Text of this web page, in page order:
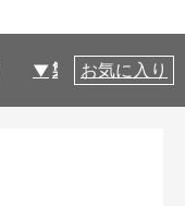
製品仕様
お気に入り